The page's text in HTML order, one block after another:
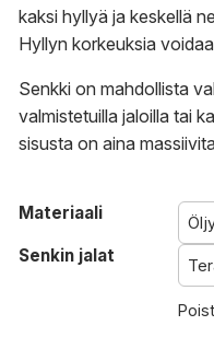
kaksi hyllyä ja keskellä
Hyllyn korkeuksia
Senkki on mahdollista
valmistetuilla jaloilla tai
sisusta on aina
Materiaali
Senkin jalat